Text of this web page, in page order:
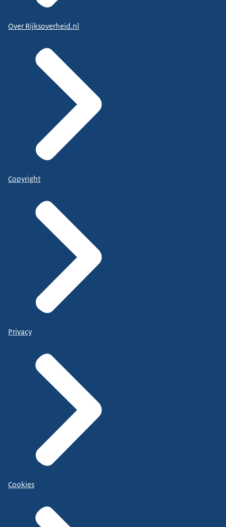
Over Rijksoverheid.nl
Copyright
Privacy
Cookies